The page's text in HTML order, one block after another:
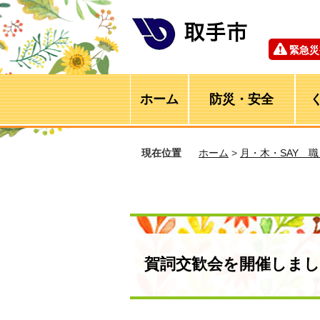
緊急
ホーム 防災・安全
現在位置 ホーム > 月・木・SAY
賀詞交歓会を開催しま